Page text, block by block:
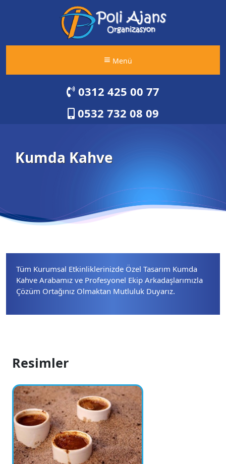
Menü
0312 425 00 77
0532 732 08 09
Kumda Kahve
Tüm Kurumsal Etkinliklerinizde Özel Tasarım Kumda
Kahve Arabamız ve Profesyonel Ekip Arkadaşlarımızla
Çözüm Ortağınız Olmaktan Mutluluk Duyarız.
Resimler